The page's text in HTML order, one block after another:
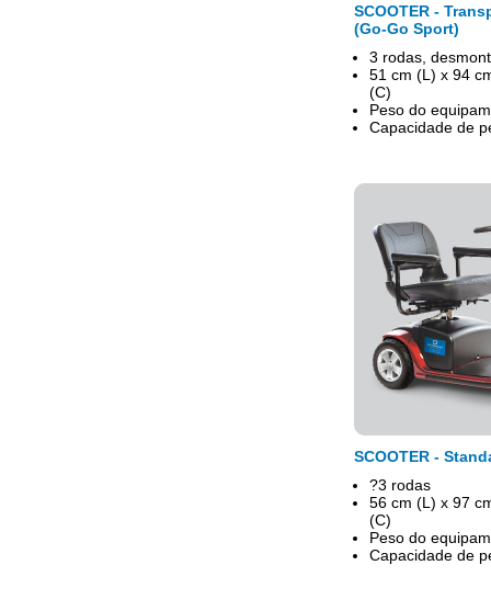
SCOOTER -
(Go-Go Sport)
3 rodas,
51 cm (L) x 94
(C)
Peso do
Capacidade de
SCOOTER -
?3 rodas
56 cm (L) x 97
(C)
Peso do
Capacidade de